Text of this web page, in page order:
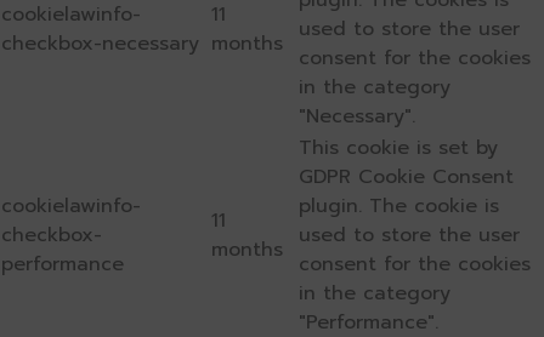
cookielawinfo-
checkbox-necessary
11
months
used to store the user
consent for the cookies
in the category
"Necessary".
cookielawinfo-
checkbox-
performance
11
months
This cookie is set by
GDPR Cookie Consent
plugin. The cookie is
used to store the user
consent for the cookies
in the category
"Performance".